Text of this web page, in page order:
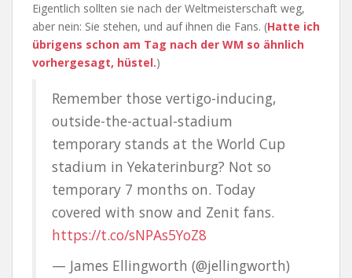
Eigentlich sollten sie nach der Weltmeisterschaft weg,
aber nein: Sie stehen, und auf ihnen die Fans. (Hatte ich
übrigens schon am Tag nach der WM so ähnlich
vorhergesagt, hüstel.)
Remember those vertigo-inducing,
outside-the-actual-stadium
temporary stands at the World Cup
stadium in Yekaterinburg? Not so
temporary 7 months on. Today
covered with snow and Zenit fans.
https://t.co/sNPAs5YoZ8
— James Ellingworth (@jellingworth)